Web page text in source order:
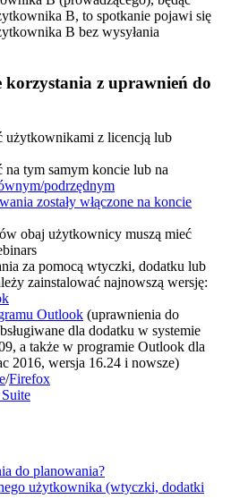
B, to spotkanie pojawi się
B bez wysyłania
korzystania z uprawnień do
użytkownikami z licencją lub
na tym samym koncie lub na
podrzędnym
zostały włączone na koncie
obaj użytkownicy muszą mieć
za pomocą wtyczki, dodatku lub
zainstalować najnowszą wersję:
Outlook (uprawnienia do
dla dodatku w systemie
a także w programie Outlook dla
2016, wersja 16.24 i nowsze)
/Firefox
do planowania?
użytkownika (wtyczki, dodatki